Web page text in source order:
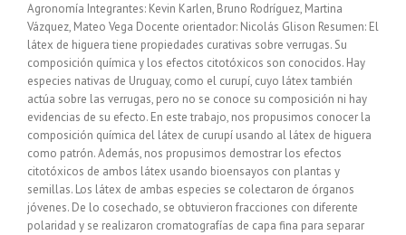
Agronomía Integrantes: Kevin Karlen, Bruno Rodríguez, Martina
Vázquez, Mateo Vega Docente orientador: Nicolás Glison Resumen: El
látex de higuera tiene propiedades curativas sobre verrugas. Su
composición química y los efectos citotóxicos son conocidos. Hay
especies nativas de Uruguay, como el curupí, cuyo látex también
actúa sobre las verrugas, pero no se conoce su composición ni hay
evidencias de su efecto. En este trabajo, nos propusimos conocer la
composición química del látex de curupí usando al látex de higuera
como patrón. Además, nos propusimos demostrar los efectos
citotóxicos de ambos látex usando bioensayos con plantas y
semillas. Los látex de ambas especies se colectaron de órganos
jóvenes. De lo cosechado, se obtuvieron fracciones con diferente
polaridad y se realizaron cromatografías de capa fina para separar